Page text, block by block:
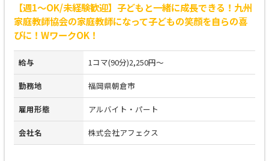
【週1～OK/未経験歓迎】子どもと一緒に成長できる！九州
家庭教師協会の家庭教師になって子どもの笑顔を自らの喜
びに！WワークOK！
給与 1コマ(90分)2,250円～
勤務地 福岡県朝倉市
雇用形態 アルバイト・パート
会社名 株式会社アフェクス